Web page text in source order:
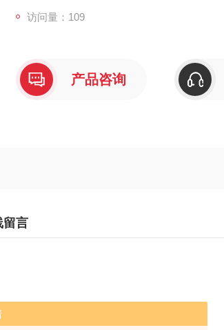
访问量：109
产品咨询
留言